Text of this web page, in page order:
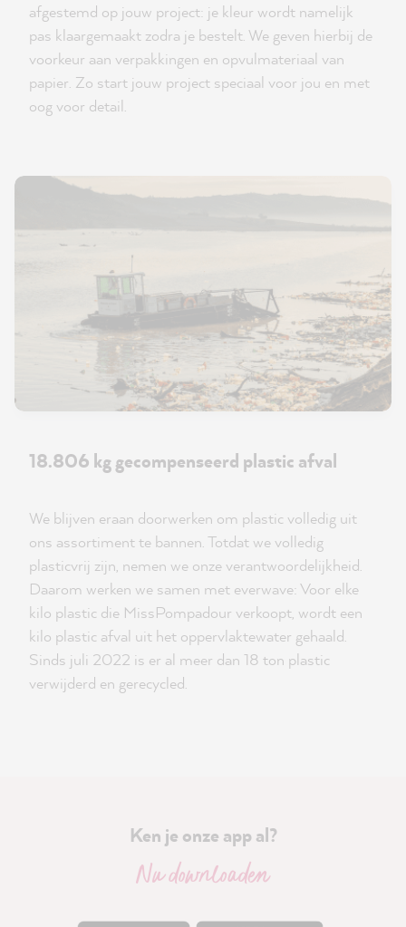
afgestemd op jouw project: je kleur wordt namelijk
pas klaargemaakt zodra je bestelt. We geven hierbij de
voorkeur aan verpakkingen en opvulmateriaal van
papier. Zo start jouw project speciaal voor jou en met
oog voor detail.
18.806 kg gecompenseerd plastic afval
We blijven eraan doorwerken om plastic volledig uit
ons assortiment te bannen. Totdat we volledig
plasticvrij zijn, nemen we onze verantwoordelijkheid.
Daarom werken we samen met everwave: Voor elke
kilo plastic die MissPompadour verkoopt, wordt een
kilo plastic afval uit het oppervlaktewater gehaald.
Sinds juli 2022 is er al meer dan 18 ton plastic
verwijderd en gerecycled.
Ken je onze app al?
Nu downloaden